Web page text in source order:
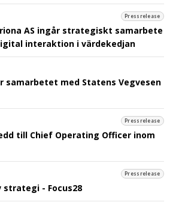
Pressrelease
AS ingår strategiskt samarbete
interaktion i värdekedjan
samarbetet med Statens Vegvesen
Pressrelease
till Chief Operating Officer inom
Pressrelease
- Focus28